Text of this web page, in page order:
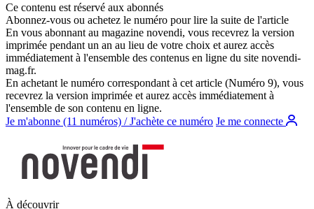
Ce contenu est réservé aux abonnés
Abonnez-vous ou achetez le numéro pour lire la suite de l'article
En vous abonnant au magazine novendi, vous recevrez la version
imprimée pendant un an au lieu de votre choix et aurez accès
immédiatement à l'ensemble des contenus en ligne du site novendi-
mag.fr.
En achetant le numéro correspondant à cet article (Numéro 9), vous
recevrez la version imprimée et aurez accès immédiatement à
l'ensemble de son contenu en ligne.
Je m'abonne (11 numéros) / J'achète ce numéro Je me connecte
À découvrir